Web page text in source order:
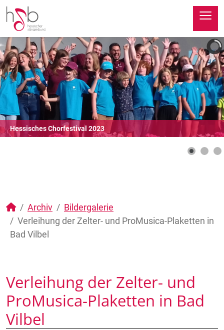
Hessisches Chorfestival 2023
Archiv
Bildergalerie
Verleihung der Zelter- und ProMusica-Plaketten in
Bad Vilbel
Verleihung der Zelter- und
ProMusica-Plaketten in Bad
Vilbel
≡